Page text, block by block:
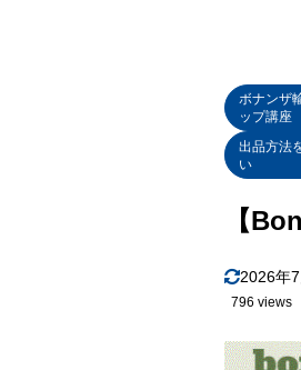
ボナンザ
ップ講座
出品方法
い
【
2026年
796 views